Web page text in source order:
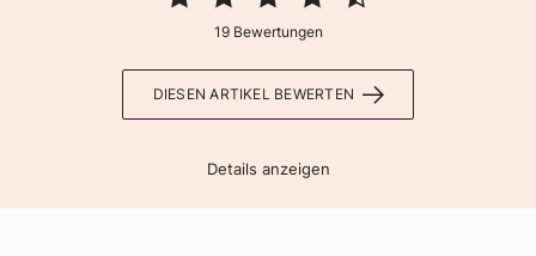
19 Bewertungen
DIESEN ARTIKEL BEWERTEN
Details anzeigen